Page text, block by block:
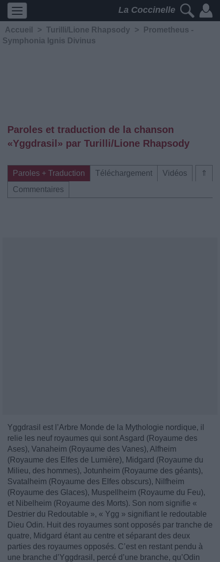
La Coccinelle
Accueil > Turilli/Lione Rhapsody >
Prometheus -
Symphonia Ignis Divinus
Paroles et traduction de la chanson
«Yggdrasil» par Turilli/Lione Rhapsody
⇑
Paroles + Traduction Téléchargement
Vidéos
Commentaires
Yggdrasil est l’Arbre Monde de la Mythologie nordique, il
relie les neuf royaumes qui sont Asgard (Royaume des
Ases), Vanaheim (Royaume des Vanes), Alfheim
(Royaume des Elfes de Lumière), Midgard (Royaume du
Milieu, des hommes), Jotunheim (Royaume des géants),
Svatalheim (Royaume des Elfes obscurs), Nilfheim
(Royaume des Glaces), Muspellheim (Royaume du Feu),
et Nibelheim (Royaume des Morts). Son nom signifie «
Destrier du Redoutable », « Ygg » signifiant le redoutable
Dieu Odin. Huit des royaumes sont opposés par tranche de
quatre, Midgard étant au centre et séparant des deux
parties des royaumes opposés. C’est en restant pendu à
une branche d’Yggdrasil, percé d’une branche, qu’Odin